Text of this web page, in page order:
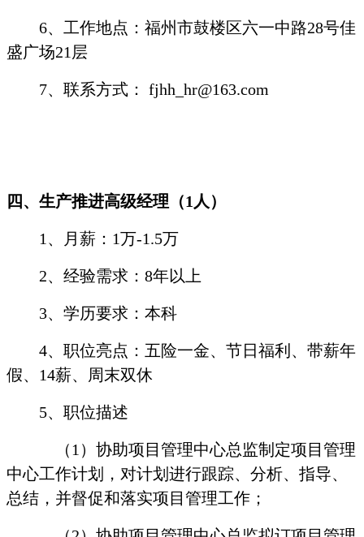
6、工作地点：福州市鼓楼区六一中路28号佳
盛广场21 层
7、联系方式： fjhh_hr@163.com
四、生产推进高级经理（1 人）
1 、月薪： 1万-1.5万
2、经验需求： 8年以上
3、学历要求：本科
4、职位亮点：五险一金、节日福利、带薪年
假、 14薪、周末双休
5、职位描述
（1 ）协助项目管理中心总监制定项目管理
中心工作计划，对计划进行跟踪、分析、指导、
总结，并督促和落实项目管理工作；